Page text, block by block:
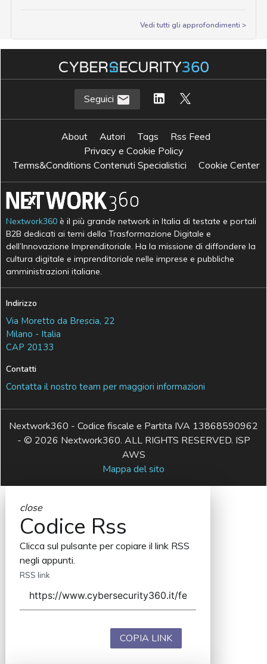
Vedi tutti gli approfondimenti >
Seguici
About Autori Tags
Rss Feed
Privacy e Cookie Policy
Terms&Conditions Contenuti Specialistici
Cookie Center
Nextwork360 è il più grande network in Italia di testate e portali
B2B dedicati ai temi della Trasformazione Digitale e
dell’Innovazione Imprenditoriale. Ha la missione di diffondere la
cultura digitale e imprenditoriale nelle imprese e pubbliche
amministrazioni italiane.
Indirizzo
Via Moretto da Brescia, 22
Milano - Italia
CAP 20133
Contatti
Contatta il nostro team per maggiori informazioni
Nextwork360 - Codice fiscale e Partita IVA 13868590962
- © 2026 Nextwork360. ALL RIGHTS RESERVED. ISP
AWS
Mappa del sito
close
Codice Rss
Clicca sul pulsante per copiare il link RSS
negli appunti.
RSS link
COPIA LINK